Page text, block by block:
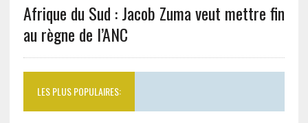
Afrique du Sud : Jacob Zuma veut mettre fin
au règne de l’ANC
LES PLUS POPULAIRES: